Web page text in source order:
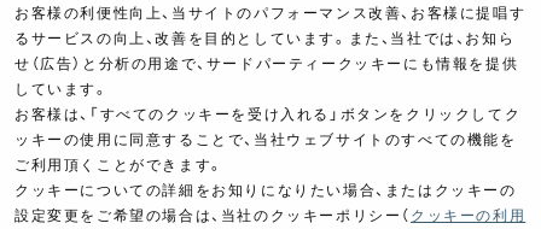
イベント情報
イベントスケジュール
ツーリングブレイクタイム
製品ポスター
お客様の利便性向上、当サイトのパフォーマンス改善、お客様に提唱す
るサービスの向上、改善を目的としています。また、当社では、お知ら
せ（広告）と分析の用途で、サードパーティークッキーにも情報を提供
しています。
お客様は、「すべてのクッキーを受け入れる」ボタンをクリックしてク
ッキーの使用に同意することで、当社ウェブサイトのすべての機能を
ご利用頂くことができます。
クッキーについての詳細をお知りになりたい場合、またはクッキーの
設定変更をご希望の場合は、当社のクッキーポリシー（ クッキーの利用